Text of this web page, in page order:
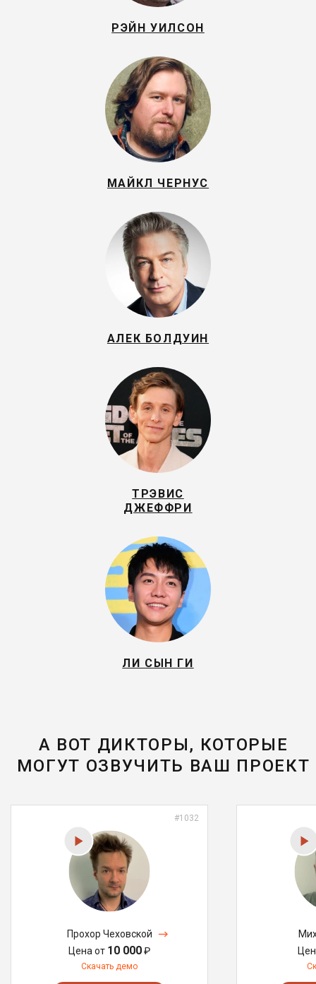
РЭЙН УИЛСОН
МАЙКЛ ЧЕРНУС
АЛЕК БОЛДУИН
ТРЭВИС
ДЖЕФФРИ
ЛИ СЫН ГИ
А ВОТ ДИКТОРЫ, КОТОРЫЕ
МОГУТ ОЗВУЧИТЬ ВАШ ПРОЕКТ
#1032
Прохор Чеховской
Цена от 10 000₽
Скачать демо